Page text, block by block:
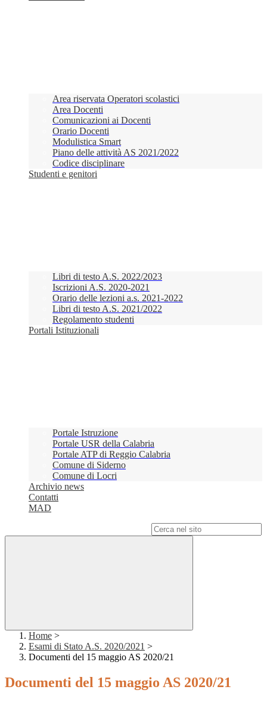
Area riservata Operatori scolastici
Area Docenti
Comunicazioni ai Docenti
Orario Docenti
Modulistica Smart
Piano delle attività AS 2021/2022
Codice disciplinare
Studenti e genitori
Libri di testo A.S. 2022/2023
Iscrizioni A.S. 2020-2021
Orario delle lezioni a.s. 2021-2022
Libri di testo A.S. 2021/2022
Regolamento studenti
Portali Istituzionali
Portale Istruzione
Portale USR della Calabria
Portale ATP di Reggio Calabria
Comune di Siderno
Comune di Locri
Archivio news
Contatti
MAD
Home >
Esami di Stato A.S. 2020/2021 >
Documenti del 15 maggio AS 2020/21
Documenti del 15 maggio AS 2020/21